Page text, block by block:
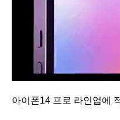
아이폰14 프로 라인업에